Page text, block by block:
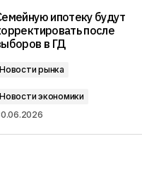
ипотеку будут
после
в ГД
Новости рынка
Новости экономики